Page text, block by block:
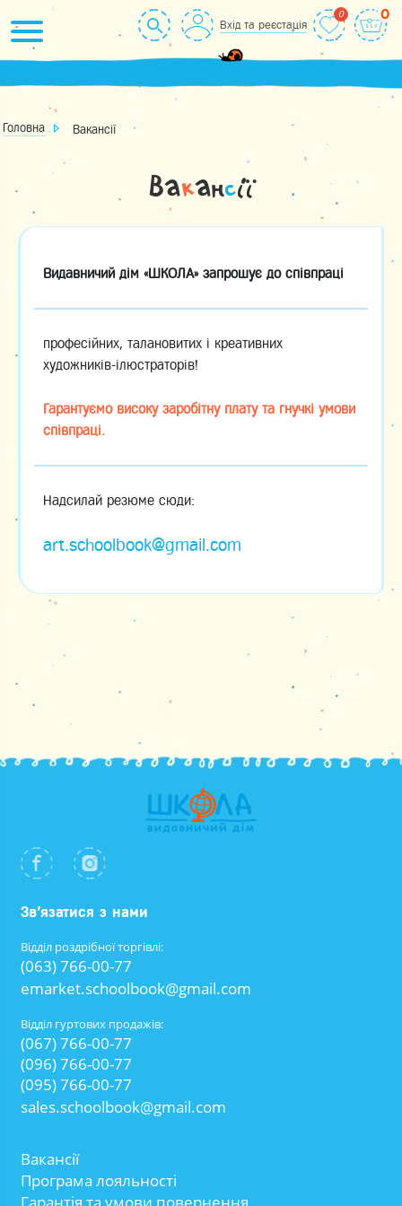
to
content
Вхід та реєстація
0
Головна Вакансії
Вакансії
Видавничий дім «ШКОЛА» запрошує до співпраці
професійних, талановитих і креативних
художників-ілюстраторів!
Гарантуємо високу заробітну плату та гнучкі умови
співпраці.
Надсилай резюме сюди:
art.schoolbook@gmail.com
Зв’язатися з нами
Відділ роздрібної торгівлі:
(063) 766-00-77
emarket.schoolbook@gmail.com
Відділ гуртових продажів:
(067) 766-00-77
(096) 766-00-77
(095) 766-00-77
sales.schoolbook@gmail.com
Вакансії
Програма лояльності